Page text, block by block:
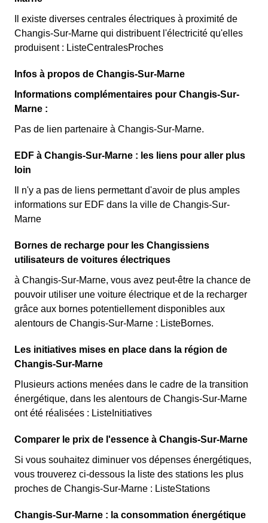
Il existe diverses centrales électriques à proximité de
Changis-Sur-Marne qui distribuent l'électricité qu'elles
produisent : ListeCentralesProches
Infos à propos de Changis-Sur-Marne
Informations complémentaires pour Changis-Sur-
Marne :
Pas de lien partenaire à Changis-Sur-Marne.
EDF à Changis-Sur-Marne : les liens pour aller plus
loin
Il n'y a pas de liens permettant d'avoir de plus amples
informations sur EDF dans la ville de Changis-Sur-
Marne
Bornes de recharge pour les Changissiens
utilisateurs de voitures électriques
à Changis-Sur-Marne, vous avez peut-être la chance de
pouvoir utiliser une voiture électrique et de la recharger
grâce aux bornes potentiellement disponibles aux
alentours de Changis-Sur-Marne : ListeBornes.
Les initiatives mises en place dans la région de
Changis-Sur-Marne
Plusieurs actions menées dans le cadre de la transition
énergétique, dans les alentours de Changis-Sur-Marne
ont été réalisées : ListeInitiatives
Comparer le prix de l'essence à Changis-Sur-Marne
Si vous souhaitez diminuer vos dépenses énergétiques,
vous trouverez ci-dessous la liste des stations les plus
proches de Changis-Sur-Marne : ListeStations
Changis-Sur-Marne : la consommation énergétique